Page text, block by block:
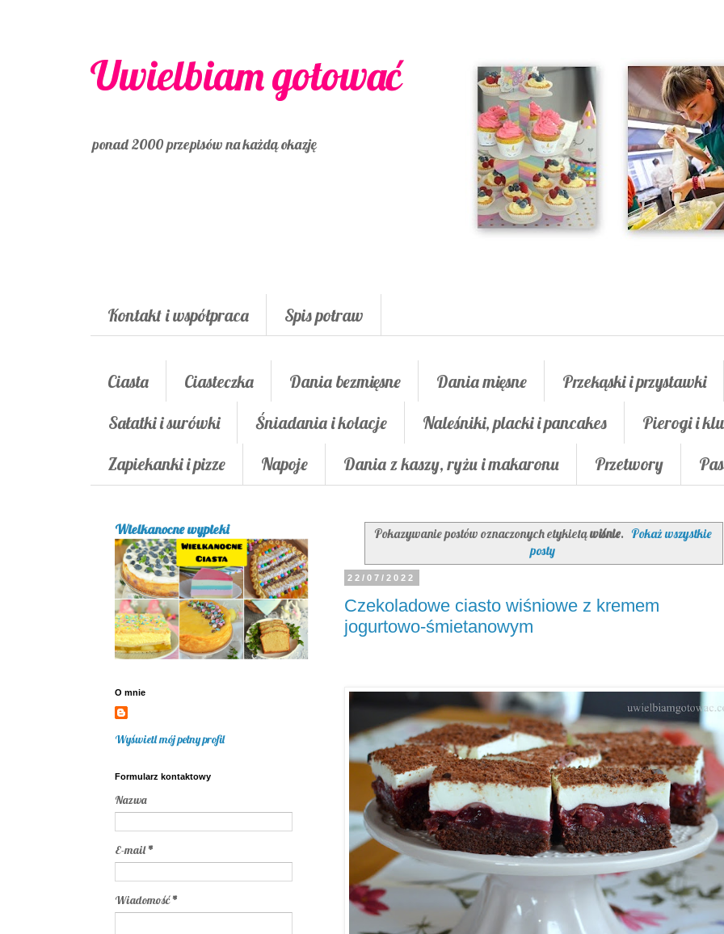
Uwielbiam gotować
ponad 2000 przepisów na każdą okazję
Kontakt i współpraca Spis potraw
Ciasta Ciasteczka Dania bezmięsne Dania mięsne
Przekąski i przystawki
Sałatki i surówki
Śniadania i kolacje Naleśniki, placki i pancakes
Pierogi i
Zapiekanki i pizze
Napoje Dania z kaszy, ryżu i makaronu Przetwory
Pokazywanie postów oznaczonych etykietąwiśnie. Pokaż wszystkie
posty
22/07/2022
Czekoladowe ciasto wiśniowe z kremem
jogurtowo-śmietanowym
Wielkanocne wypieki
O mnie
Wyświetl mój pełny profil
Formularz kontaktowy
Nazwa
E-mail*
Wiadomość*